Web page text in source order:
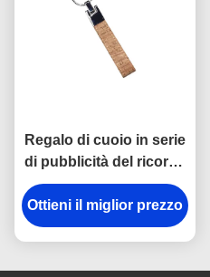
Regalo di cuoio in serie
di pubblicità del ricordo
di Cork Plain Leather
Keyring 12mm
Keychains
Ottieni il miglior prezzo